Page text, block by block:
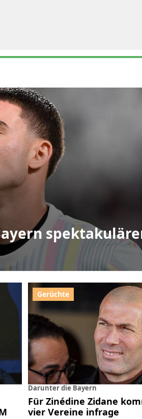
Darunter die Bayern
Für Zinédine Zidane
vier Vereine infrage